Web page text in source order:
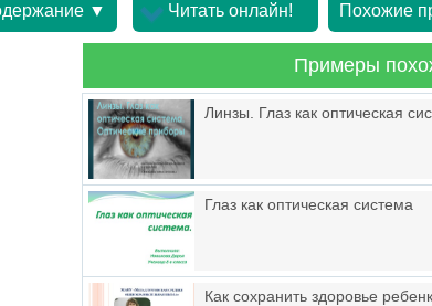
▼ Читать онлайн! Похожие
Примеры
Линзы. Глаз как оптическая
Глаз как оптическая система
Как сохранить здоровье